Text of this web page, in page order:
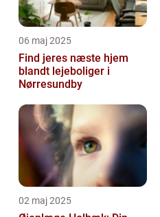
06 maj 2025
Find jeres næste hjem
blandt lejeboliger i
Nørresundby
02 maj 2025